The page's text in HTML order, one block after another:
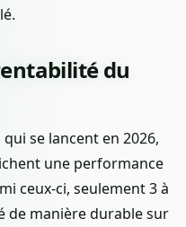
du
se lancent en 2026,
une performance
ceux-ci, seulement 3 à
de manière durable sur